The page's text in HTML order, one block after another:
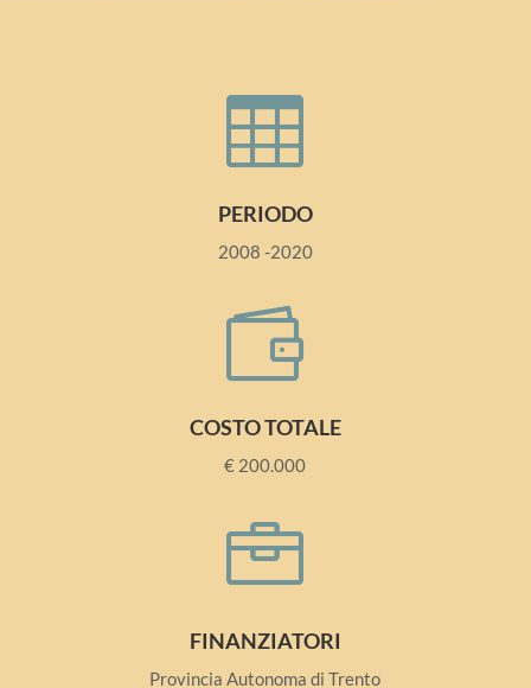

PERIODO
2008 -2020

COSTO TOTALE
€ 200.000

FINANZIATORI
Provincia Autonoma di Trento